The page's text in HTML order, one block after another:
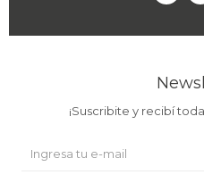
¡Suscribite y recibí